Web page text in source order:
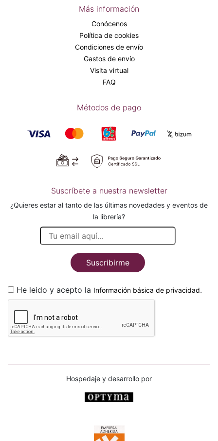
Más información
Conócenos
Política de cookies
Condiciones de envío
Gastos de envío
Visita virtual
FAQ
Métodos de pago
Suscríbete a nuestra newsletter
¿Quieres estar al tanto de las últimas novedades y eventos de
la librería?
Suscribirme
He leido y acepto la Información básica de privacidad.
Hospedaje y desarrollo por